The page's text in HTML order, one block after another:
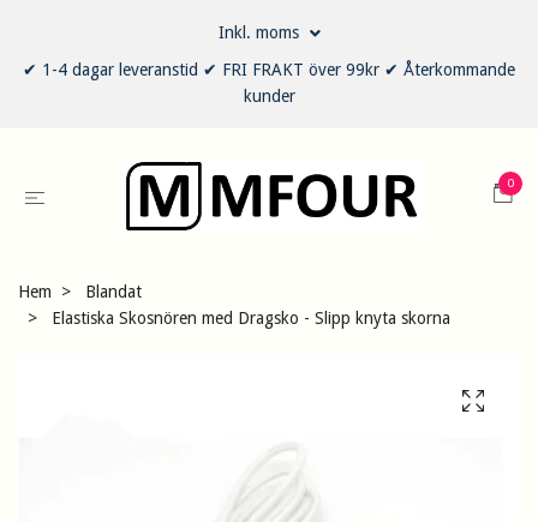
Inkl. moms
✔ 1-4 dagar leveranstid ✔ FRI FRAKT över 99kr ✔ Återkommande
kunder
0
Hem
Blandat
Elastiska Skosnören med Dragsko - Slipp knyta skorna